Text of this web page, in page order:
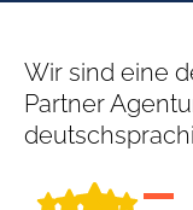
Wir sind eine
Partner